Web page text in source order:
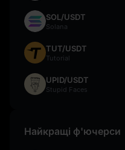
SOL/USDT
Solana
TUT/USDT
Tutorial
UPID/USDT
Stupid Faces
Найкращі ф'ючерси